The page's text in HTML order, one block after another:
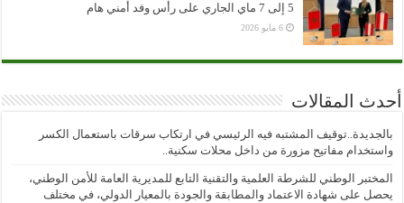
5 إلى 7 ماي الجاري على رأس وفد أمني هام
6 مايو 2026
أحدث المقالات
بالجديدة..توقيف المشتبه فيه الرئيسي في ارتكاب سرقات باستعمال الكسر
واستخدام مفاتيح مزورة من داخل محلات سكنية..
المختبر الوطني للشرطة العلمية والتقنية التابع للمديرية العامة للأمن الوطني،
يحصل على شهادة الاعتماد والمطابقة والجودة بالمعيار الدولي، في مختلف